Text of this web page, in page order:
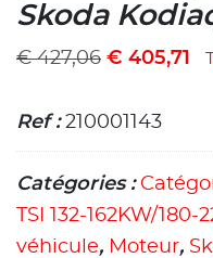
Skoda
€427,06 € 405,71
Ref :210001143
Catégories :
TSI 132-162KW/180-
véhicule, Moteur,